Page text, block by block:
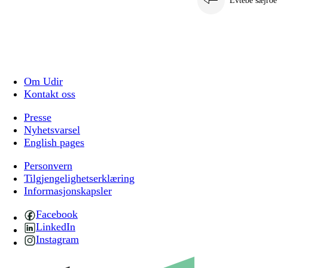
Om Udir
Kontakt oss
Presse
Nyhetsvarsel
English pages
Personvern
Tilgjengelighetserklæring
Informasjonskapsler
Facebook
LinkedIn
Instagram